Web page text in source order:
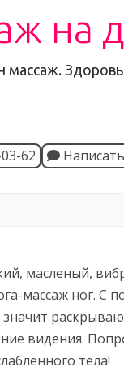
на
массаж.
62 Написать
масленый,
массаж ног. С
значит
видения.
тела!